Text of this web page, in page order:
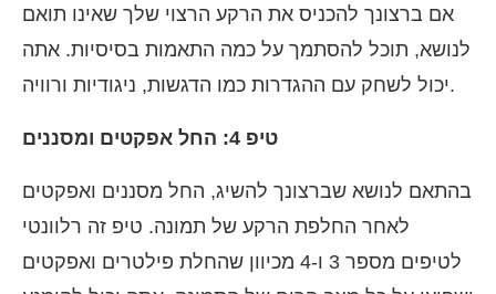
אם ברצונך להכניס את הרקע הרצוי שלך שאינו תואם
לנושא, תוכל להסתמך על כמה התאמות בסיסיות. אתה
יכול לשחק עם ההגדרות כמו הדגשות, ניגודיות ורוויה.
טיפ 4: החל אפקטים ומסננים
בהתאם לנושא שברצונך להשיג, החל מסננים ואפקטים
לאחר החלפת הרקע של תמונה. טיפ זה רלוונטי
לטיפים מספר 3 ו-4 מכיוון שהחלת פילטרים ואפקטים